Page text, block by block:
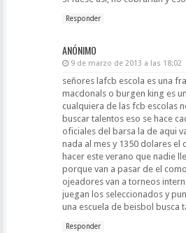
Responder
ANÓNIMO
9 de marzo de 2013 a las 18:02
señores lafcb escola es una
macdonals o burgen king es
cualquiera de las fcb escolas
buscar talentos eso se hace
oficiales del barsa la de aqui
nada al mes y 1350 dolares el
hacer este verano que nadie
porque van a pasar de el
ojeadores van a torneos
juegan los seleccionados y
una escuela de beisbol busca
Responder